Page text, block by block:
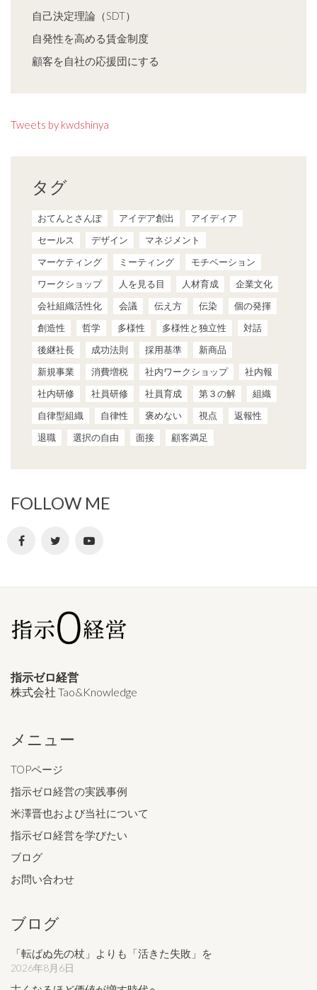
自己決定理論（SDT）
自発性を高める賃金制度
顧客を自社の応援団にする
Tweets by kwdshinya
タグ
おてんとさんぽ アイデア創出
アイディア
セールス
デザイン
マネジメント
マーケティング
ミーティング
モチベーション
ワークショップ
人を見る目 人材育成
企業文化
会社組織活性化
会議 伝え方 伝染
個の発揮
創造性
哲学 多様性 多様性と独立性
対話
後継社長
成功法則 採用基準
新商品
新規事業
消費増税 社内ワークショップ
社内報
社内研修
社員研修 社員育成 第３の解
組織
自律型組織
自律性 褒めない 視点
返報性
退職
選択の自由 面接 顧客満足
FOLLOW ME
指示ゼロ経営
株式会社 Tao&Knowledge
メニュー
TOPページ
指示ゼロ経営の実践事例
米澤晋也および当社について
指示ゼロ経営を学びたい
ブログ
お問い合わせ
ブログ
「転ばぬ先の杖」よりも「活きた失敗」を
2026年8月6日